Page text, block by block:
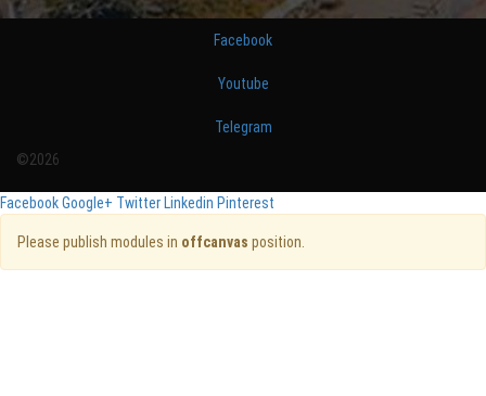
Facebook
Youtube
Telegram
©2026
FacebookGoogle+ Twitter Linkedin Pinterest
Please publish modules in offcanvas position.